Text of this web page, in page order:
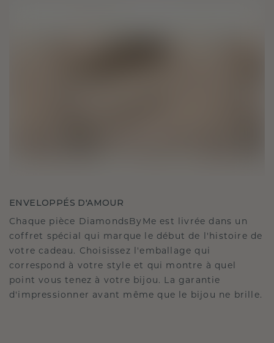
ENVELOPPÉS D'AMOUR
Chaque pièce DiamondsByMe est livrée dans un
coffret spécial qui marque le début de l'histoire de
votre cadeau. Choisissez l'emballage qui
correspond à votre style et qui montre à quel
point vous tenez à votre bijou. La garantie
d'impressionner avant même que le bijou ne brille.